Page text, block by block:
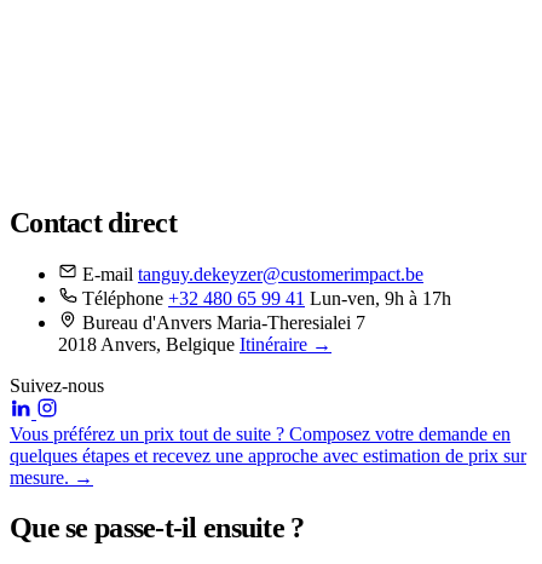
Contact direct
E-mail tanguy.dekeyzer@customerimpact.be
Téléphone +32 480 65 99 41 Lun-ven, 9h à 17h
Bureau d'Anvers Maria-Theresialei 7
2018 Anvers, Belgique Itinéraire →
Suivez-nous
Vous préférez un prix tout de suite ? Composez votre demande en
quelques étapes et recevez une approche avec estimation de prix sur
mesure. →
Que se passe-t-il ensuite ?